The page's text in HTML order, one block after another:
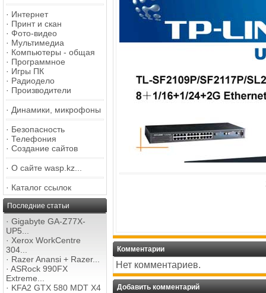
· Интернет
· Принт и скан
· Фото-видео
· Мультимедиа
· Компьютеры - общая
· Программное
· Игры ПК
· Радиодело
· Производители
· Динамики, микрофоны
· Безопасность
· Телефония
· Создание сайтов
· О сайте wasp.kz...
· Каталог ссылок
Последние статьи
· Gigabyte GA-Z77X-
UP5...
· Xerox WorkCentre
304...
· Razer Anansi + Razer...
· ASRock 990FX
Extreme...
· KFA2 GTX 580 MDT X4
Комментарии
Нет комментариев.
Добавить комментарий